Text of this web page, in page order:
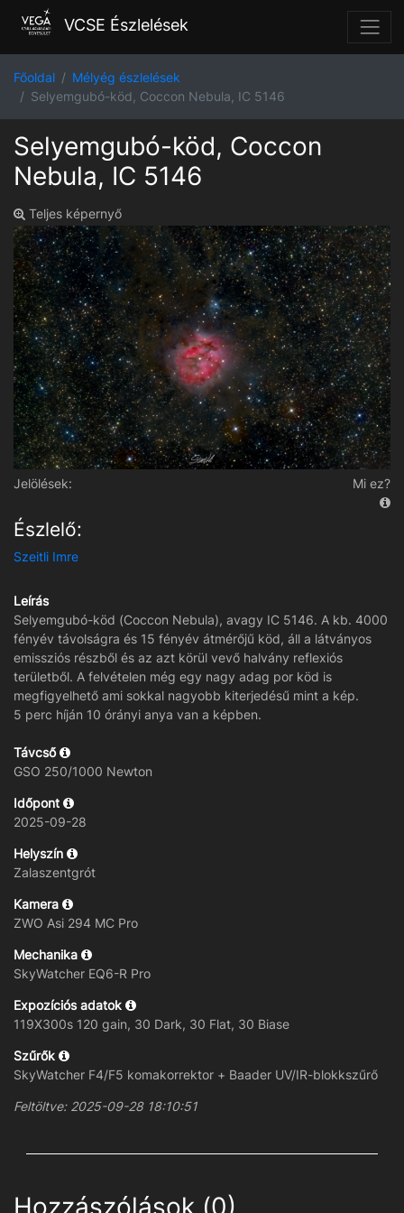
VCSE Észlelések
Főoldal
Mélyég észlelések
Selyemgubó-köd, Coccon Nebula, IC 5146
Selyemgubó-köd, Coccon
Nebula, IC 5146
Teljes képernyő
Jelölések: Mi ez?
Észlelő:
Szeitli Imre
Leírás
Selyemgubó-köd (Coccon Nebula), avagy IC 5146. A kb. 4000
fényév távolságra és 15 fényév átmérőjű köd, áll a látványos
emissziós részből és az azt körül vevő halvány reflexiós
területből. A felvételen még egy nagy adag por köd is
megfigyelhető ami sokkal nagyobb kiterjedésű mint a kép.
5 perc híján 10 órányi anya van a képben.
Távcső
GSO 250/1000 Newton
Időpont
2025-09-28
Helyszín
Zalaszentgrót
Kamera
ZWO Asi 294 MC Pro
Mechanika
SkyWatcher EQ6-R Pro
Expozíciós adatok
119X300s 120 gain, 30 Dark, 30 Flat, 30 Biase
Szűrők
SkyWatcher F4/F5 komakorrektor + Baader UV/IR-blokkszűrő
Feltöltve: 2025-09-28 18:10:51
Hozzászólások (0)